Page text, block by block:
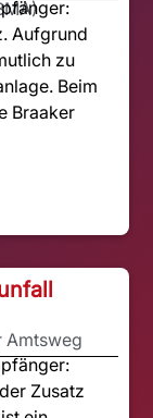
Aufgrund
zu
Beim
Braaker
Amtsweg
Zusatz